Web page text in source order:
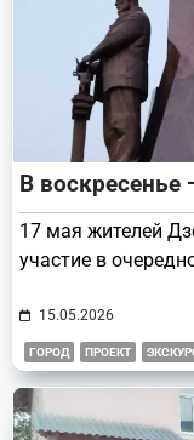
В воскресенье
17 мая жителей
участие в
15.05.2026
ГОРОД ПРОЕКТ